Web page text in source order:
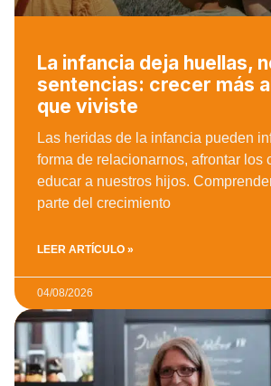
La infancia deja huellas,
sentencias: crecer más
que viviste
Las heridas de la infancia pueden
forma de relacionarnos, afrontar los
educar a nuestros hijos.
parte del crecimiento
LEER ARTÍCULO »
04/08/2026